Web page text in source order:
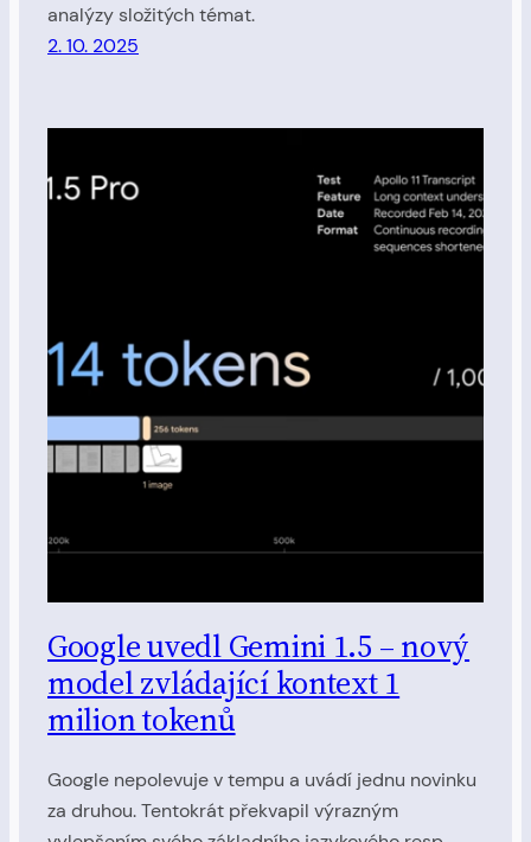
analýzy složitých témat.
2. 10. 2025
Google uvedl Gemini 1.5 – nový
model zvládající kontext 1
milion tokenů
Google nepolevuje v tempu a uvádí jednu novinku
za druhou. Tentokrát překvapil výrazným